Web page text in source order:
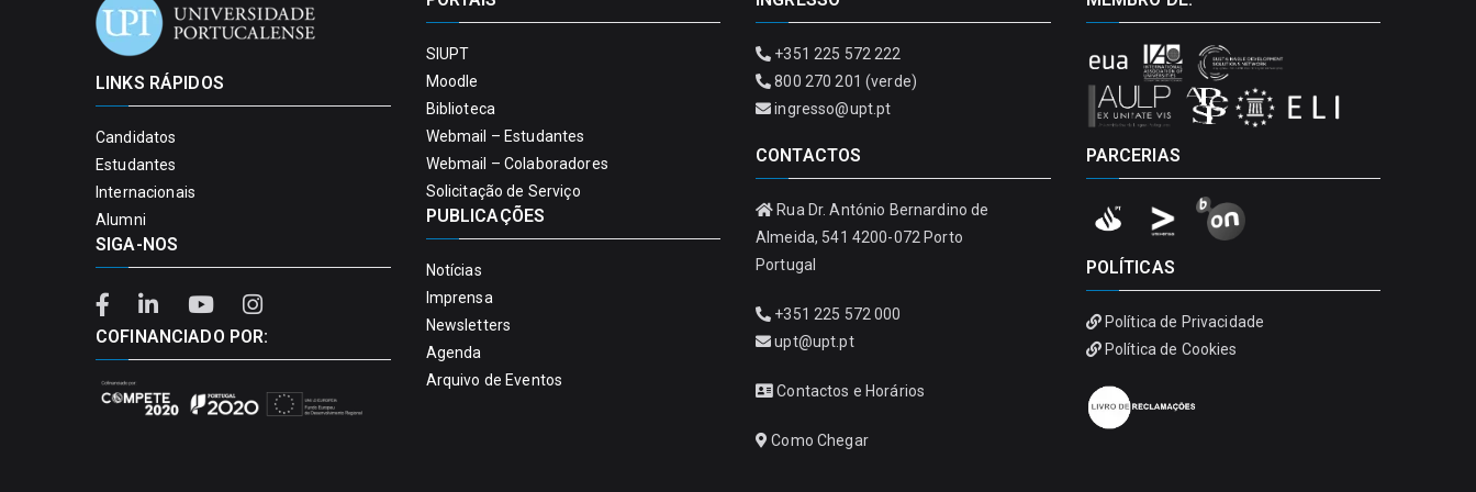
LINKS RÁPIDOS
Candidatos
Estudantes
Internacionais
Alumni
SIGA-NOS
COFINANCIADO POR:
SIUPT
Moodle
Biblioteca
Webmail – Estudantes
Webmail – Colaboradores
Solicitação de Serviço
PUBLICAÇÕES
Notícias
Imprensa
Newsletters
Agenda
Arquivo de Eventos
+351 225 572 222
800 270 201 (verde)
ingresso@upt.pt
CONTACTOS
Rua Dr. António Bernardino de
Almeida, 541 4200-072 Porto
Portugal
+351 225 572 000
upt@upt.pt
Contactos e Horários
Como Chegar
PARCERIAS
POLÍTICAS
Política de Privacidade
Política de Cookies